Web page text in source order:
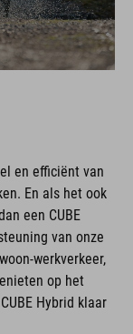
en efficiënt van
En als het ook
een CUBE
van onze
werkverkeer,
op het
Hybrid klaar